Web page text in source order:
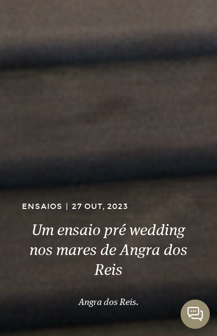
ENSAIOS | 27 OUT, 2023
Um ensaio pré wedding
nos mares de Angra dos
Reis
Angra dos Reis.